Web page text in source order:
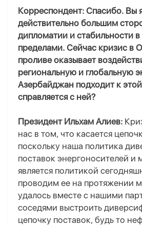
Корреспондент: Спасибо. Вы
действительно большим
дипломатии и стабильности в
пределами. Сейчас кризис в
проливе оказывает
региональную и глобальную
Азербайджан подходит к
справляется с ней?
Президент Ильхам Алиев:
нас в том, что касается
поскольку наша политика
поставок энергоносителей и
является политикой
проводим ее на протяжении
удалось вместе с нашими
соседями выстроить
цепочку поставок, будь то